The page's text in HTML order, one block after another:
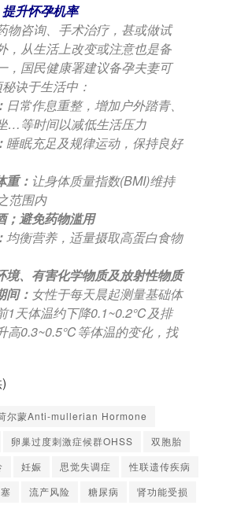
升怀孕机率
物咨询、手术治疗，甚或做试
，从生活上改变或注意也是备
，国民健康署建议备孕夫妻可
诀于生活中：
日常作息重整，增加户外踏青、
…等时间以减低生活压力
睡眠充足及规律运动，保持良好
重： 让身体质量指数(BMI)维持
范围内
；避免药物滥用
均衡营养，适量摄取高蛋白食物
境、有害化学物质及放射性物质
间： 女性于每天晨起测量基础体
1天体温约下降0.1~0.2℃及排
高0.3~0.5℃等体温的变化，找
尔蒙Anti-mullerian Hormone
卵巢过度刺激症候群OHSS
双胞胎
妊娠 思觉失调症
性联遗传疾病
流产风险 糖尿病 肾功能受损